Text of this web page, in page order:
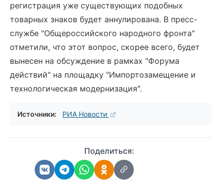
регистрация уже существующих подобных
товарных знаков будет аннулирована. В пресс-
службе "Общероссийского народного фронта"
отметили, что этот вопрос, скорее всего, будет
вынесен на обсуждение в рамках "Форума
действий" на площадку "Импортозамещение и
технологическая модернизация".
Источники: РИА Новости
Поделиться: